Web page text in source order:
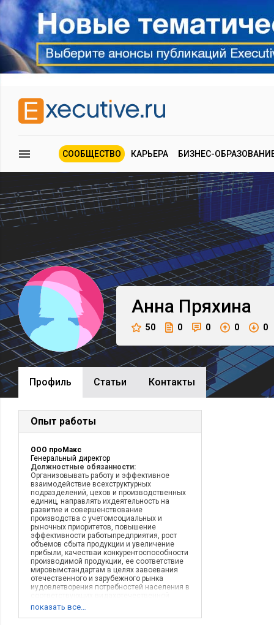
СООБЩЕСТВО КАРЬЕРА БИЗНЕС-
Анна Пряхина
50 0 0 0 0
Профиль Cтатьи Контакты
Опыт работы
ООО проМакс
Генеральный директор
Должностные обязанности:
Организовывать работу и эффективное
взаимодействие всехструктурных
подразделений, цехов и производственных
единиц, направлять ихдеятельность на
развитие и совершенствование
производства с учетомсоциальных и
рыночных приоритетов, повышение
эффективности работыпредприятия, рост
объемов сбыта продукции и увеличение
прибыли, качестваи конкурентоспособности
производимой продукции, ее соответствие
мировымстандартам в целях завоевания
отечественного и зарубежного рынка
иудовлетворения потребностей населения в
продукции.
показать все…